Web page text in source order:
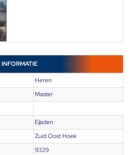
INFORMATIE
Heren
Master
Eijsden
Zuid Oost Hoek
9329